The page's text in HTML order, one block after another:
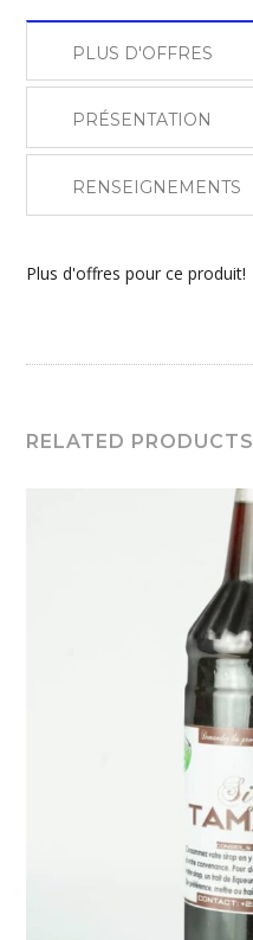
PLUS D'OFFRES
PRÉSENTATION
RENSEIGNEMENTS
Plus d'offres pour ce produit!
RELATED PRODUCTS